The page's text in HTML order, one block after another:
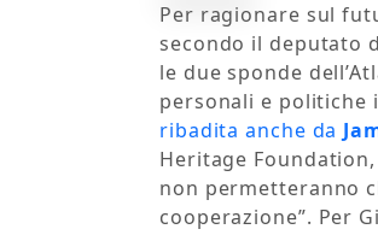
Per ragionare sul
secondo il deputato
le due sponde
personali e politiche
ribadita anche da
Heritage
non permetteranno
cooperazione”. Per